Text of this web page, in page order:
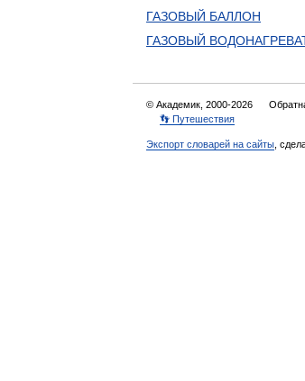
ГАЗОВЫЙ БАЛЛОН
ГАЗОВЫЙ
© Академик, 2000-2026
👣 Путешествия
Экспорт словарей на сайты ,